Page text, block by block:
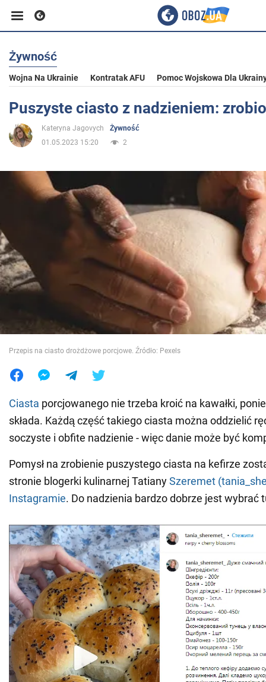
Biznes
Sport
Rozrywka
Życie
Społeczeństwo
Wojna na Ukrainie
Świat
Jedzenie
Żywność
Wojna Na Ukrainie Kontratak AFU Pomoc Wojskowa Dla
Puszyste ciasto z nadzieniem:
Kateryna Jagovych
Żywność
01.05.2023 15:20
2
Przepis na ciasto drożdżowe porcjowe. Źródło: Pexels
Ciasta porcjowanego nie trzeba kroić na kawałki,
składa. Każdą część takiego ciasta można oddzielić
soczyste i obfite nadzienie - więc danie może być
Pomysł na zrobienie puszystego ciasta na kefirze
stronie blogerki kulinarnej TatianySzeremet
Instagramie. Do nadzienia bardzo dobrze jest wybrać